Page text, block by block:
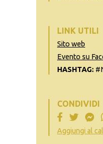
LINK UTILI
Sito web
Evento su
HASHTAG:
CONDIVIDI
Aggiungi al